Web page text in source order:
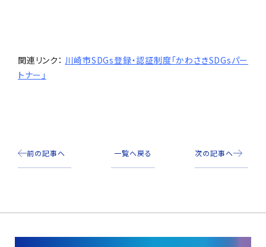
関連リンク： 川崎市SDGs登録・認証制度「かわさきSDGsパー
トナー」
前の記事へ 一覧へ戻る 次の記事へ